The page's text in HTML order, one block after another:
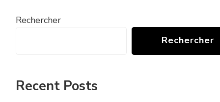
Rechercher
Rechercher
Recent Posts